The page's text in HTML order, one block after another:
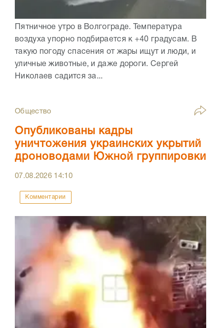
Пятничное утро в Волгограде. Температура
воздуха упорно подбирается к +40 градусам. В
такую погоду спасения от жары ищут и люди, и
уличные животные, и даже дороги. Сергей
Николаев садится за...
Общество
Опубликованы кадры
уничтожения украинских укрытий
дроноводами Южной группировки
07.08.2026 14:10
Комментарии